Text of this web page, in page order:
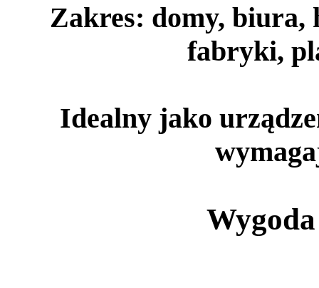
Zakres: domy, biura,
fabryki,
Idealny jako